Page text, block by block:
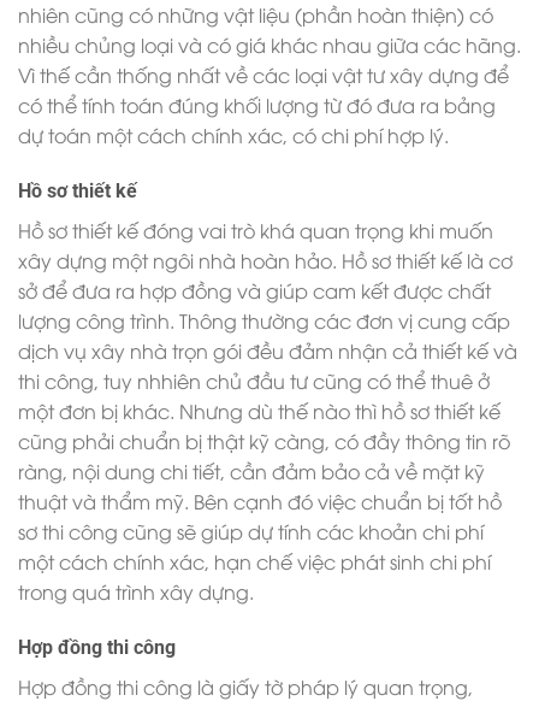
nhiên cũng có những vật liệu (phần hoàn thiện) có
nhiều chủng loại và có giá khác nhau giữa các hãng.
Vì thế cần thống nhất về các loại vật tư xây dựng để
có thể tính toán đúng khối lượng từ đó đưa ra bảng
dự toán một cách chính xác, có chi phí hợp lý.
Hồ sơ thiết kế
Hồ sơ thiết kế đóng vai trò khá quan trọng khi muốn
xây dựng một ngôi nhà hoàn hảo. Hồ sơ thiết kế là cơ
sở để đưa ra hợp đồng và giúp cam kết được chất
lượng công trình. Thông thường các đơn vị cung cấp
dịch vụ xây nhà trọn gói đều đảm nhận cả thiết kế và
thi công, tuy nhhiên chủ đầu tư cũng có thể thuê ở
một đơn bị khác. Nhưng dù thế nào thì hồ sơ thiết kế
cũng phải chuẩn bị thật kỹ càng, có đầy thông tin rõ
ràng, nội dung chi tiết, cần đảm bảo cả về mặt kỹ
thuật và thẩm mỹ. Bên cạnh đó việc chuẩn bị tốt hồ
sơ thi công cũng sẽ giúp dự tính các khoản chi phí
một cách chính xác, hạn chế việc phát sinh chi phí
trong quá trình xây dựng.
Hợp đồng thi công
Hợp đồng thi công là giấy tờ pháp lý quan trọng,